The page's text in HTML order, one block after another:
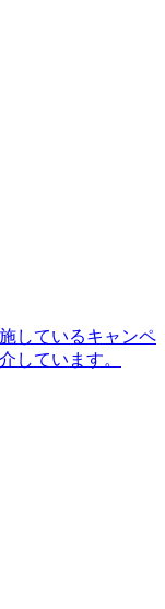
しているキャンペ
しています。